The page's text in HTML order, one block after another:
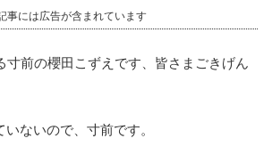
事には広告が含まれています
寸前の櫻田こずえです、皆さまごきげん
ないので、寸前です。